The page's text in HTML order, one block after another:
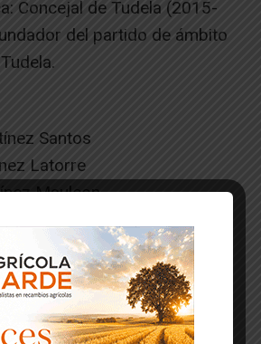
Concejal de Tudela (2015-
del partido de ámbito
Santos
Latorre
Mauleon
Torralbo
Labarta
Serrano